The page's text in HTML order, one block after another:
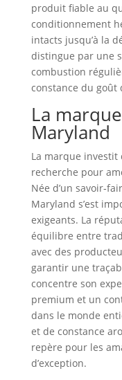
produit fiable au
conditionnement
intacts jusqu’à la
distingue par une
combustion
constance du
La
Maryland
La marque
recherche pour
Née d’un
Maryland s’est
exigeants. La
équilibre entre
avec des
garantir une
concentre son
premium et un
dans le monde
et de constance
repère pour les
d’exception.